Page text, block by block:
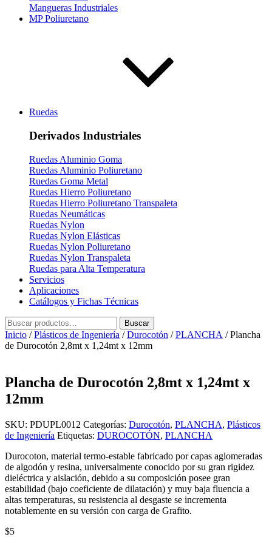
Mangueras Industriales
MP Poliuretano
Ruedas
Derivados Industriales
Ruedas Aluminio Goma
Ruedas Aluminio Poliuretano
Ruedas Goma Metal
Ruedas Hierro Poliuretano
Ruedas Hierro Poliuretano Transpaleta
Ruedas Neumáticas
Ruedas Nylon
Ruedas Nylon Elásticas
Ruedas Nylon Poliuretano
Ruedas Nylon Transpaleta
Ruedas para Alta Temperatura
Servicios
Aplicaciones
Catálogos y Fichas Técnicas
Buscar
por:
Buscar
Inicio /Plásticos de Ingeniería /Durocotón /PLANCHA / Plancha
de Durocotón 2,8mt x 1,24mt x 12mm
Plancha de Durocotón 2,8mt x 1,24mt x
12mm
SKU: PDUPL0012 Categorías: Durocotón, PLANCHA, Plásticos
de Ingeniería Etiquetas: DUROCOTÓN, PLANCHA
Durocoton, material termo-estable fabricado por capas aglomeradas
de algodón y resina, universalmente conocido por su gran rigidez
dieléctrica y aislación, debido a su composición posee gran
estabilidad (bajo coeficiente de dilatación) y muy baja fluencia a
altas temperaturas, su resistencia al desgaste se incrementa
notablemente en su versión con carga de Grafito.
$5